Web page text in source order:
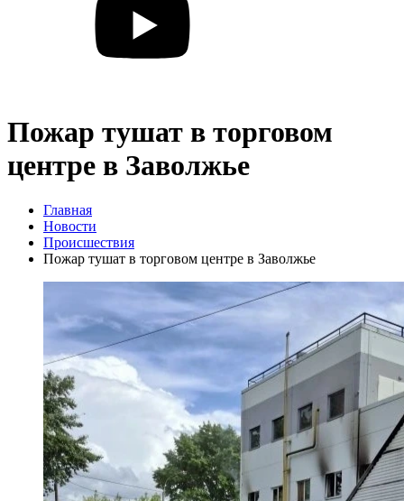
Пожар тушат в торговом
центре в Заволжье
Главная
Новости
Происшествия
Пожар тушат в торговом центре в Заволжье